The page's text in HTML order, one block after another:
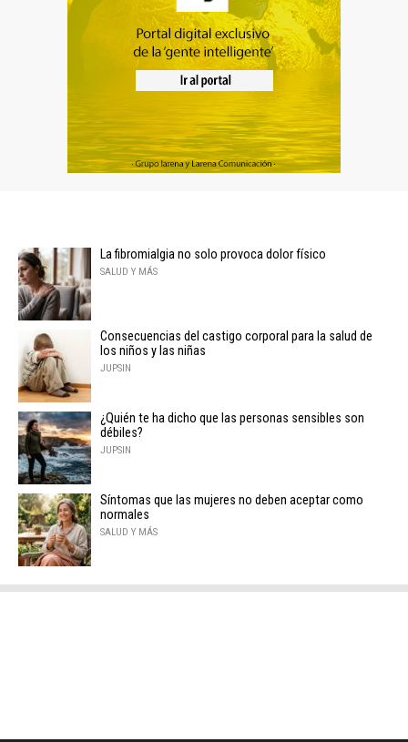
La fibromialgia no solo provoca dolor físico
SALUD Y MÁS
Consecuencias del castigo corporal para la salud de
los niños y las niñas
JUPSIN
¿Quién te ha dicho que las personas sensibles son
débiles?
JUPSIN
Síntomas que las mujeres no deben aceptar como
normales
SALUD Y MÁS